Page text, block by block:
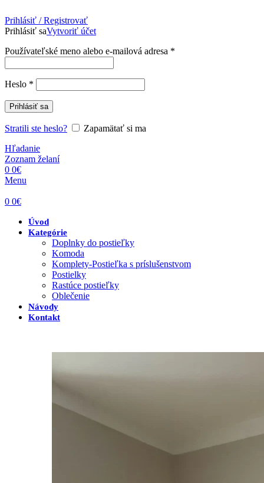
Prihlásiť / Registrovať
Prihlásiť saVytvoriť účet
Používateľské meno alebo e-mailová adresa *
Heslo *
Prihlásiť sa
Stratili ste heslo?
Zapamätať si ma
Hľadanie
Zoznam želaní
0 0€
Menu
0 0€
Úvod
Kategórie
Doplnky do postieľky
Komoda
Komplety-Postieľka s príslušenstvom
Postielky
Rastúce postieľky
Oblečenie
Návody
Kontakt